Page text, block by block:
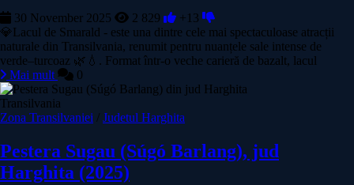
30 November 2025 2 829
+13
💎Lacul de Smarald - este una dintre cele mai spectaculoase atracții
naturale din Transilvania, renumit pentru nuanțele sale intense de
verde–turcoaz 🌿💧. Format într-o veche carieră de bazalt, lacul
Mai mult
0
Transilvania
Zona Transilvaniei / Judetul Harghita
Pestera Sugau (Súgó Barlang), jud
Harghita (2025)